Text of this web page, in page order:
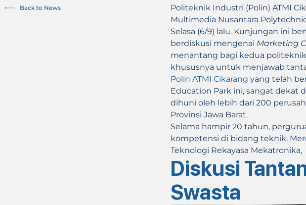
Back to News
Politeknik Industri (Polin) ATMI
Multimedia Nusantara
Selasa (6/9) lalu. Kunjungan ini
berdiskusi mengenai Marketing
menantang bagi kedua
khususnya untuk menjawab
Polin ATMI Cikarang yang telah
Education Park ini, sangat dekat
dihuni oleh lebih dari 200
Provinsi Jawa Barat.
Selama hampir 20 tahun,
kompetensi di bidang teknik.
Teknologi Rekayasa
Diskusi
Swasta